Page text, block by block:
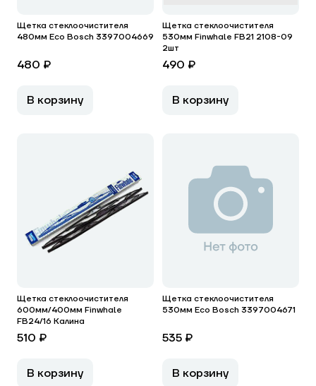
Щетка стеклоочистителя
480мм Eco Bosch 3397004669
480 ₽
В корзину
Щетка стеклоочистителя
530мм Finwhale FB21 2108-09
2шт
490 ₽
В корзину
Щетка стеклоочистителя
600мм/400мм Finwhale
FB24/16 Калина
510 ₽
В корзину
Щетка стеклоочистителя
530мм Eco Bosch 3397004671
535 ₽
В корзину